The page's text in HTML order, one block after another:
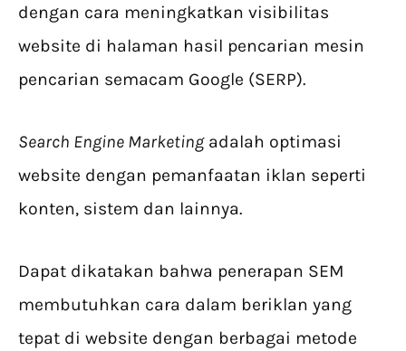
dengan cara meningkatkan visibilitas
website di halaman hasil pencarian mesin
pencarian semacam Google (SERP).
Search Engine Marketingadalah optimasi
website dengan pemanfaatan iklan seperti
konten, sistem dan lainnya.
Dapat dikatakan bahwa penerapan SEM
membutuhkan cara dalam beriklan yang
tepat di website dengan berbagai metode